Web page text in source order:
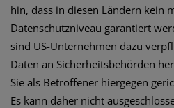
hin, dass in diesen Ländern kein
Datenschutzniveau garantiert
sind US-Unternehmen dazu
Daten an Sicherheitsbehörden
Sie als Betroffener hiergegen
Es kann daher nicht